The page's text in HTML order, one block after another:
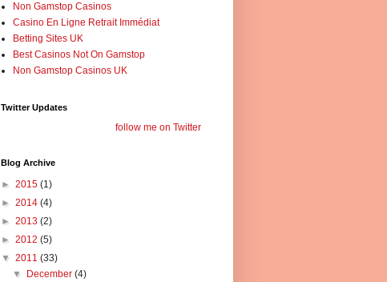
Non Gamstop Casinos
Casino En Ligne Retrait Immédiat
Betting Sites UK
Best Casinos Not On Gamstop
Non Gamstop Casinos UK
Twitter Updates
follow me on Twitter
Blog Archive
► 2015 (1)
► 2014 (4)
► 2013 (2)
► 2012 (5)
▼ 2011 (33)
▼
December(4)